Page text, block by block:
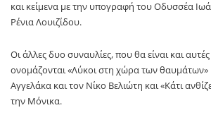
και κείμενα με την υπογραφή του Οδυσσέα
Ρένια Λουιζίδου.
Οι άλλες δυο συναυλίες, που θα είναι και
ονομάζονται «Λύκοι στη χώρα των θαυμάτων»
Αγγελάκα και τον Νίκο Βελιώτη και «Κάτι
την Μόνικα.